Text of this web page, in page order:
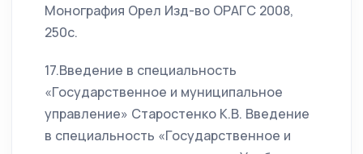
Монография Орел Изд-во ОРАГС 2008,
250с.
17.Введение в специальность
«Государственное и муниципальное
управление» Старостенко К.В. Введение
в специальность «Государственное и